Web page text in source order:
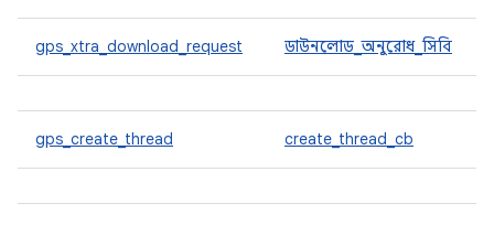
gps_xtra_download_request ডাউনলোড_অনুরোধ_সিবি
gps_create_thread create_thread_cb